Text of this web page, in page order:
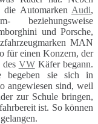
die Automarken Audi,
und Porsche,
MAN
für einen Konzern, der
VWKäfer begann.
begeben sie sich in
angewiesen sind, weil
zur Schule bringen,
ist. So können